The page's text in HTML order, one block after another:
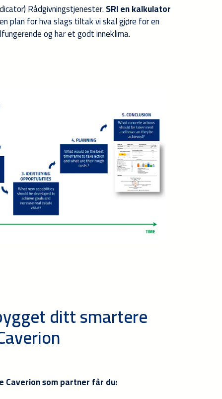
Rådgivningstjenester.SRI en kalkulator
plan for hva slags tiltak vi skal gjøre for en
og har et godt inneklima.
ditt smartere
Caverion som partner får du: